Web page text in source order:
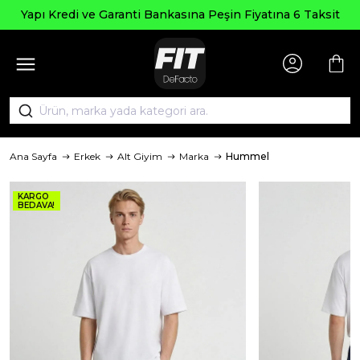
ve Garanti Bankasına Peşin Fiyatına 6 Taksit
Ana Sayfa Erkek Alt Giyim Marka Hummel
KARGO
BEDAVA!